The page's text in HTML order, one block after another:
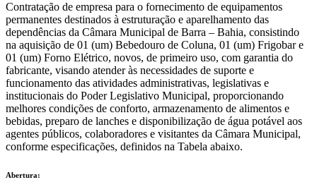
Contratação de empresa para o fornecimento de equipamentos
permanentes destinados à estruturação e aparelhamento das
dependências da Câmara Municipal de Barra – Bahia, consistindo
na aquisição de 01 (um) Bebedouro de Coluna, 01 (um) Frigobar e
01 (um) Forno Elétrico, novos, de primeiro uso, com garantia do
fabricante, visando atender às necessidades de suporte e
funcionamento das atividades administrativas, legislativas e
institucionais do Poder Legislativo Municipal, proporcionando
melhores condições de conforto, armazenamento de alimentos e
bebidas, preparo de lanches e disponibilização de água potável aos
agentes públicos, colaboradores e visitantes da Câmara Municipal,
conforme especificações, definidos na Tabela abaixo.
Abertura: